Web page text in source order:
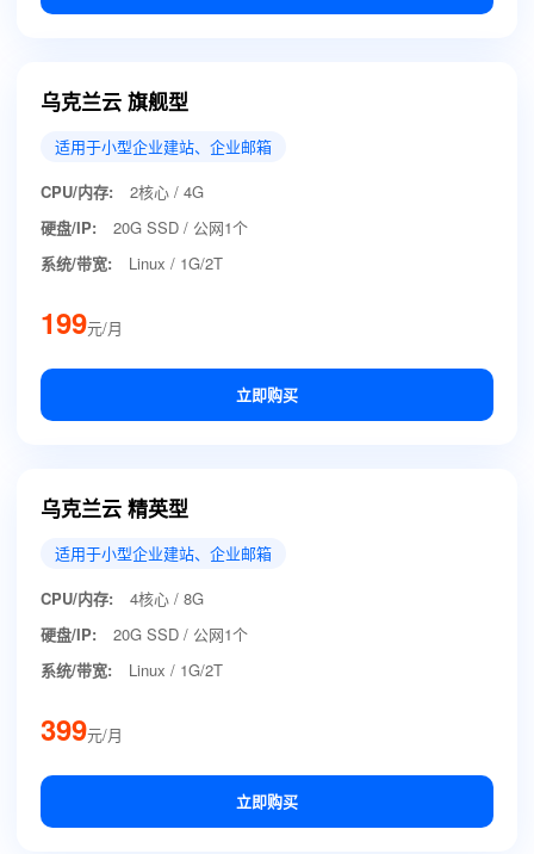
乌克兰云 旗舰型
适用于小型企业建站、企业邮箱
CPU/内存:
2核心 / 4G
硬盘/IP:
20G SSD / 公网1个
系统/带宽:
Linux / 1G/2T
199元/月
立即购买
乌克兰云 精英型
适用于小型企业建站、企业邮箱
CPU/内存:
4核心 / 8G
硬盘/IP:
20G SSD / 公网1个
系统/带宽:
Linux / 1G/2T
399元/月
立即购买